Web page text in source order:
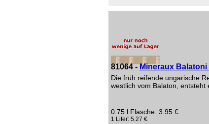
81064 -Mineraux
Die früh reifende ungarische
westlich vom Balaton, entsteht
0.75 l Flasche: 3.95 €
1 Liter: 5.27 €